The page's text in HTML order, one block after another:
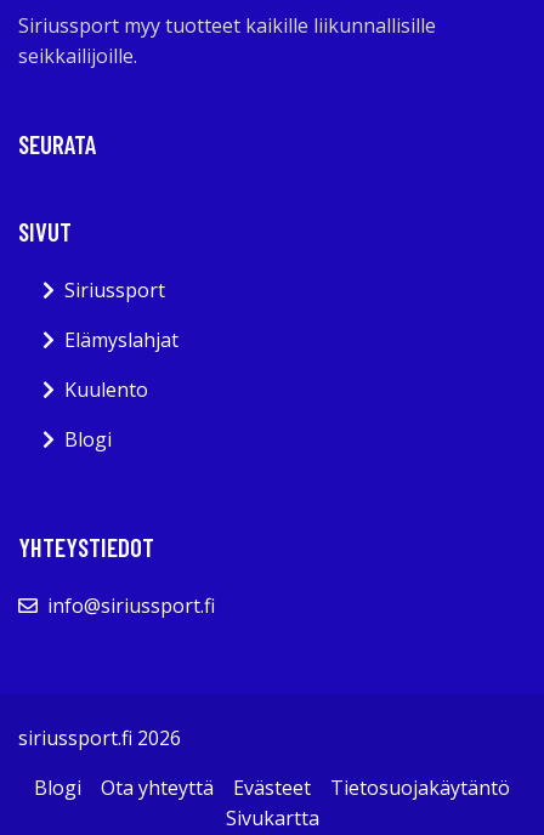
Siriussport myy tuotteet kaikille liikunnallisille
seikkailijoille.
SEURATA
SIVUT
Siriussport
Elämyslahjat
Kuulento
Blogi
YHTEYSTIEDOT
info@siriussport.fi
siriussport.fi 2026
Blogi
Ota yhteyttä Evästeet
Tietosuojakäytäntö
Sivukartta